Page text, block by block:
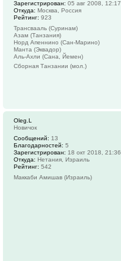
Зарегистрирован: 05 авг 2008, 12:17
Откуда: Москва, Россия
Рейтинг: 923
Трансвааль (Суринам)
Азам (Танзания)
Норд Апеннино (Сан-Марино)
Манта (Эквадор)
Аль-Ахли (Сана, Йемен)
Сборная Танзании (мол.)
Oleg.L
Новичок
Сообщений: 13
Благодарностей: 5
Зарегистрирован: 18 окт 2018, 21:36
Откуда: Нетания, Израиль
Рейтинг: 542
Маккаби Амишав (Израиль)